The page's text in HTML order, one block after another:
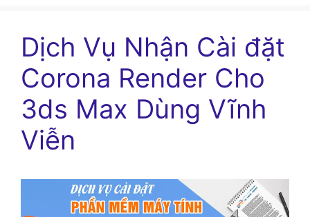
Dịch Vụ Nhận Cài đặt
Corona Render Cho
3ds Max Dùng Vĩnh
Viễn